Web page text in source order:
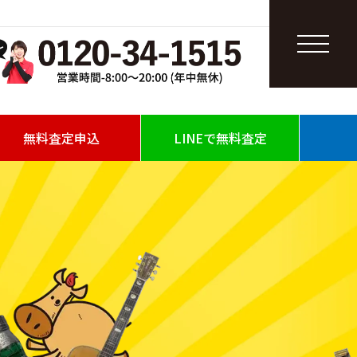
無料査定申込 LINEで無料査定